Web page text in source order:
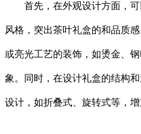
首先，在外观设计方面，可
风格，突出茶叶礼盒的和品质
或亮光工艺的装饰，如烫金、
象。同时，在设计礼盒的结构
设计，如折叠式、旋转式等，